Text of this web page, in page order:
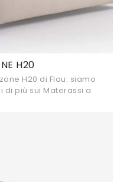
H20
H20 di Flou: siamo
più sui Materassi a